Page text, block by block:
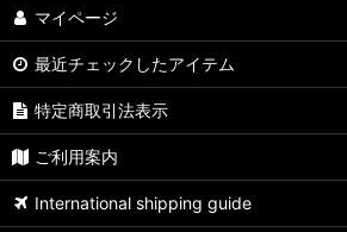
マイページ
最近チェックしたアイテム
特定商取引法表示
ご利用案内
International shipping guide